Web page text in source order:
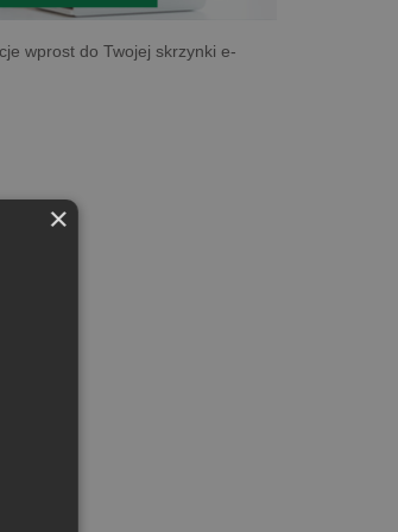
wprost do Twojej skrzynki e-
×